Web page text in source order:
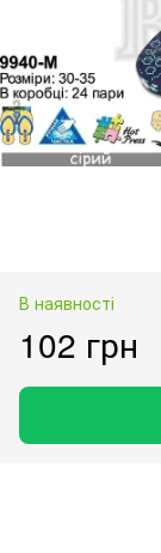
В наявності
102 грн